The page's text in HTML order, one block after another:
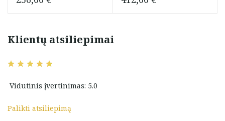
Klientų atsiliepimai
Vidutinis įvertinimas: 5.0
Palikti atsiliepimą